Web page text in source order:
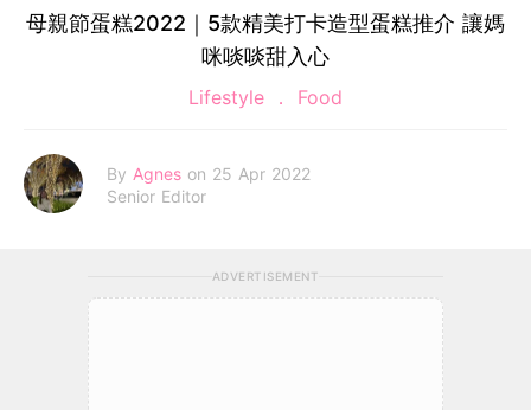
母親節蛋糕2022｜5款精美打卡造型蛋糕推介 讓媽
咪啖啖甜入心
Lifestyle Food
By Agnes on 25 Apr 2022
Senior Editor
ADVERTISEMENT